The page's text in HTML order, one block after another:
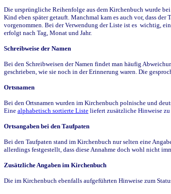
Die ursprüngliche Reihenfolge aus dem Kirchenbuch wurde
Kind eben später getauft. Manchmal kam es auch vor, dass
vorgenommen. Bei der Verwendung der Liste ist es wichtig,
erfolgt nach Tag, Monat und Jahr.
Schreibweise der Namen
Bei den Schreibweisen der Namen findet man häufig
geschrieben, wie sie noch in der Erinnerung waren. Die
Ortsnamen
Bei den Ortsnamen wurden im Kirchenbuch polnische und
Eine alphabetisch sortierte Liste liefert zusätzliche Hinweise
Ortsangaben bei den Taufpaten
Bei den Taufpaten stand im Kirchenbuch nur selten eine
allerdings festgestellt, dass diese Annahme doch wohl nicht
Zusätzliche Angaben im Kirchenbuch
Die im Kirchenbuch ebenfalls aufgeführten Hinweise zum